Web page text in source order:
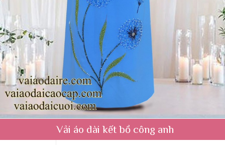
Vải áo dài kết bồ công anh